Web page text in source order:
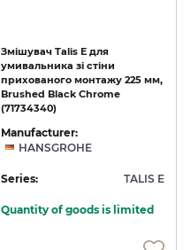
Змішувач Talis E для
умивальника зі стіни
прихованого монтажу 225 мм,
Brushed Black Chrome
(71734340)
Manufacturer:
HANSGROHE
Series: TALIS E
Quantity of goods is limited